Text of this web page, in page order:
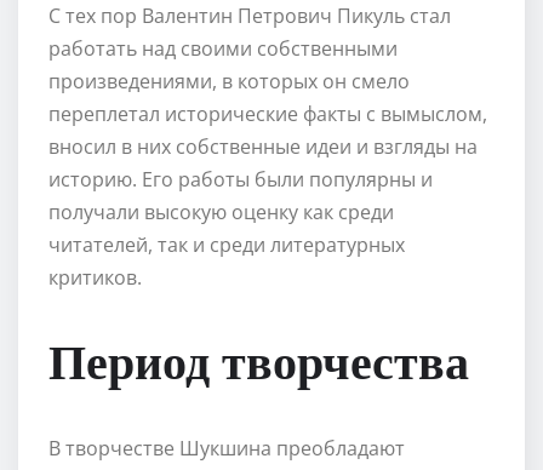
С тех пор Валентин Петрович Пикуль стал
работать над своими собственными
произведениями, в которых он смело
переплетал исторические факты с вымыслом,
вносил в них собственные идеи и взгляды на
историю. Его работы были популярны и
получали высокую оценку как среди
читателей, так и среди литературных
критиков.
Период творчества
В творчестве Шукшина преобладают